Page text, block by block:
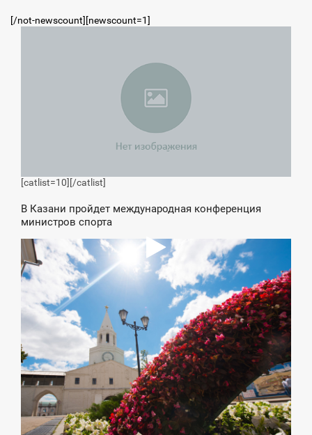
[/not-newscount][newscount=1]
[catlist=10] [/catlist]
В Казани пройдет международная конференция
министров спорта